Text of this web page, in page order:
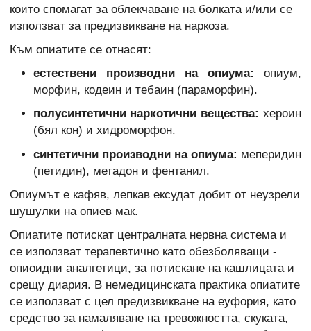
които спомагат за облекчаване на болката и/или се
използват за предизвикване на наркоза.
Към опиатите се отнасят:
естествени производни на опиума:
опиум,
морфин, кодеин и тебаин (параморфин).
полусинтетични наркотични вещества: хероин
(бял кон) и хидроморфон.
синтетични производни на опиума: меперидин
(петидин), метадон и фентанил.
Опиумът е кафяв, лепкав ексудат добит от неузрели
шушулки на опиев мак.
Опиатите потискат централната нервна система и
се използват терапевтично като обезболяващи -
опиоидни аналгетици, за потискане на кашлицата и
срещу диария. В немедицинската практика опиатите
се използват с цел предизвикване на еуфория, като
средство за намаляване на тревожността, скуката,